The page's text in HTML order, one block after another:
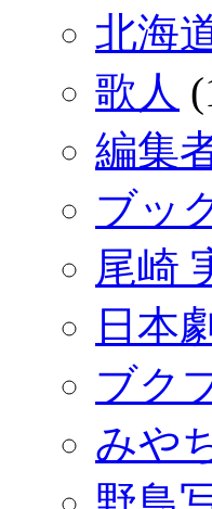
北海
歌人
編集
ブッ
尾崎
日本
ブク
みや